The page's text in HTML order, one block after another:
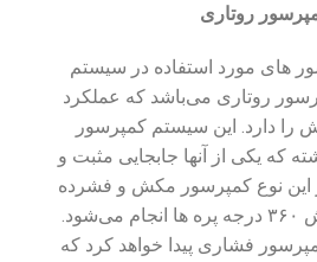
روتاری
های مورد استفاده در سیستم
روتاری می‌باشد که عملکرد
دارد. این سیستم کمپرسور
که یکی از آنها جابجایی مثبت و
نوع کمپرسور مکش و فشرده
سازی مبرد با چرخش ۳۶۰ درجه پره ها انجام می‌شود.
فشاری پیدا خواهد کرد که